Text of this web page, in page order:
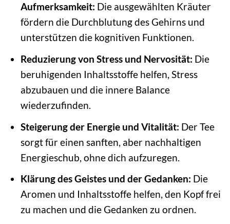
Aufmerksamkeit: Die ausgewählten Kräuter
fördern die Durchblutung des Gehirns und
unterstützen die kognitiven Funktionen.
Reduzierung von Stress und Nervosität: Die
beruhigenden Inhaltsstoffe helfen, Stress
abzubauen und die innere Balance
wiederzufinden.
Steigerung der Energie und Vitalität: Der Tee
sorgt für einen sanften, aber nachhaltigen
Energieschub, ohne dich aufzuregen.
Klärung des Geistes und der Gedanken: Die
Aromen und Inhaltsstoffe helfen, den Kopf frei
zu machen und die Gedanken zu ordnen.